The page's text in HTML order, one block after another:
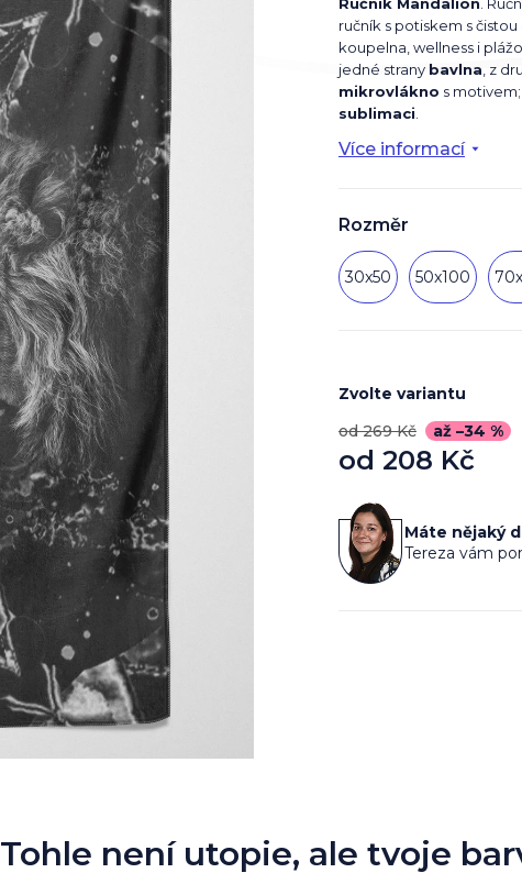
Rozměr
30x50 50x100
Více informací
ručník s potiskem s
koupelna, wellness i
jedné strany bavlna , z
mikrovlákno s
sublimaci
Zvolte variantu
od 269 Kč
až –34 %
od 208 Kč
cena:
0,0
z
5
hvězdiček.
Máte nějaký
Tereza vám
Tohle není utopie, ale tvoje